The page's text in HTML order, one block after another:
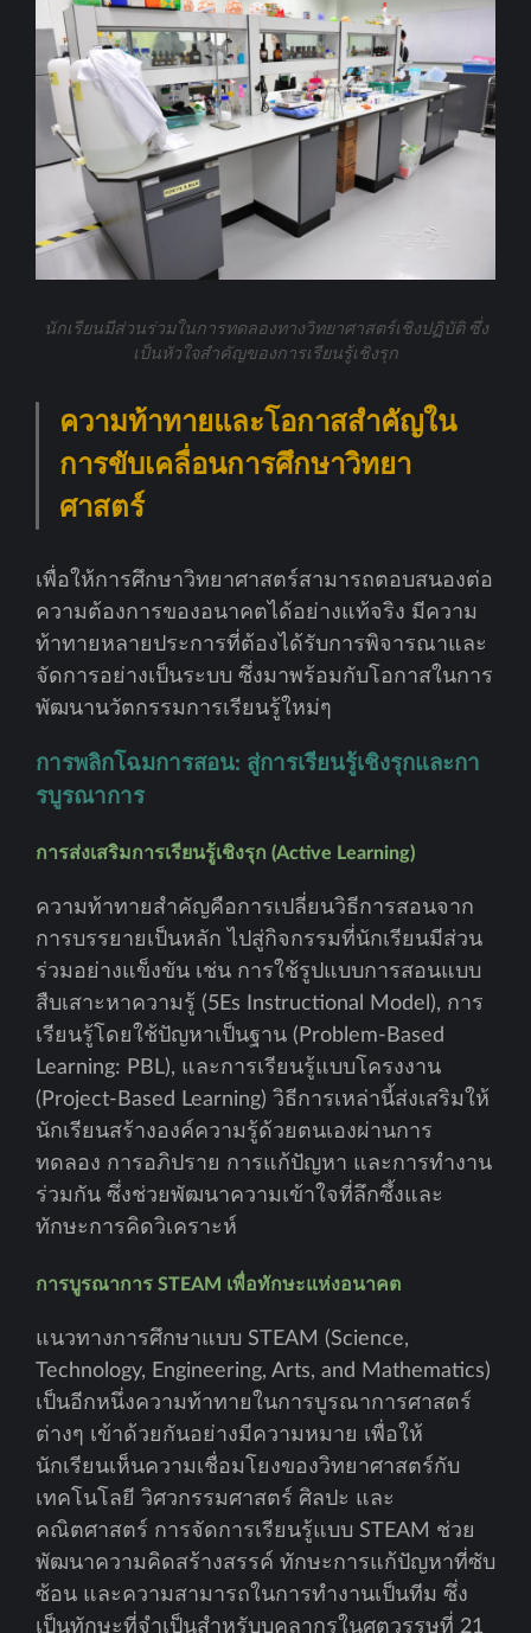
นักเรียนมีส่วนร่วมในการทดลองทางวิทยาศาสตร์เชิงปฏิบัติ ซึ่ง
เป็นหัวใจสำคัญของการเรียนรู้เชิงรุก
ความท้าทายและโอกาสสำคัญใน
การขับเคลื่อนการศึกษาวิทยา
ศาสตร์
เพื่อให้การศึกษาวิทยาศาสตร์สามารถตอบสนองต่อ
ความต้องการของอนาคตได้อย่างแท้จริง มีความ
ท้าทายหลายประการที่ต้องได้รับการพิจารณาและ
จัดการอย่างเป็นระบบ ซึ่งมาพร้อมกับโอกาสในการ
พัฒนานวัตกรรมการเรียนรู้ใหม่ๆ
การพลิกโฉมการสอน: สู่การเรียนรู้เชิงรุกและกา
รบูรณาการ
การส่งเสริมการเรียนรู้เชิงรุก (Active Learning)
ความท้าทายสำคัญคือการเปลี่ยนวิธีการสอนจาก
การบรรยายเป็นหลัก ไปสู่กิจกรรมที่นักเรียนมีส่วน
ร่วมอย่างแข็งขัน เช่น การใช้รูปแบบการสอนแบบ
สืบเสาะหาความรู้ (5Es Instructional Model), การ
เรียนรู้โดยใช้ปัญหาเป็นฐาน (Problem-Based
Learning: PBL), และการเรียนรู้แบบโครงงาน
(Project-Based Learning) วิธีการเหล่านี้ส่งเสริมให้
นักเรียนสร้างองค์ความรู้ด้วยตนเองผ่านการ
ทดลอง การอภิปราย การแก้ปัญหา และการทำงาน
ร่วมกัน ซึ่งช่วยพัฒนาความเข้าใจที่ลึกซึ้งและ
ทักษะการคิดวิเคราะห์
การบูรณาการ STEAM เพื่อทักษะแห่งอนาคต
แนวทางการศึกษาแบบ STEAM (Science,
Technology, Engineering, Arts, and Mathematics)
เป็นอีกหนึ่งความท้าทายในการบูรณาการศาสตร์
ต่างๆ เข้าด้วยกันอย่างมีความหมาย เพื่อให้
นักเรียนเห็นความเชื่อมโยงของวิทยาศาสตร์กับ
เทคโนโลยี วิศวกรรมศาสตร์ ศิลปะ และ
คณิตศาสตร์ การจัดการเรียนรู้แบบ STEAM ช่วย
พัฒนาความคิดสร้างสรรค์ ทักษะการแก้ปัญหาที่ซับ
ซ้อน และความสามารถในการทำงานเป็นทีม ซึ่ง
เป็นทักษะที่จำเป็นสำหรับบุคลากรในศตวรรษที่ 21